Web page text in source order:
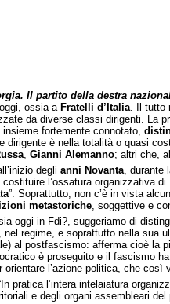
Il partito della destra
ossia a Fratelli d’Italia. Il tutto
da diverse classi dirigenti. La
fortemente connotato,
è nella totalità o quasi
, Gianni Alemanno; altri che,
degli anni Novanta, durante
costituire l’ossatura organizzativa
”. Soprattutto, non c’è in vista alcun
metastoriche, soggettive e
oggi in Fdi?, suggeriamo di
regime, e soprattutto nella sua
al postfascismo: afferma cioè la
è proseguito e il fascismo
l’azione politica, che così
pratica l’intera intelaiatura
e degli organi assembleari